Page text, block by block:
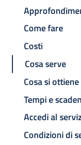
Come fare
Costi
Cosa serve
Cosa si ottiene
Tempi e
Accedi al
Condizioni di